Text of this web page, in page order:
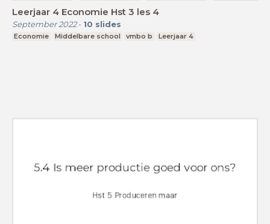
Leerjaar 4 Economie Hst 3 les 4
September 2022- 10 slides
Economie Middelbare school vmbo b Leerjaar 4